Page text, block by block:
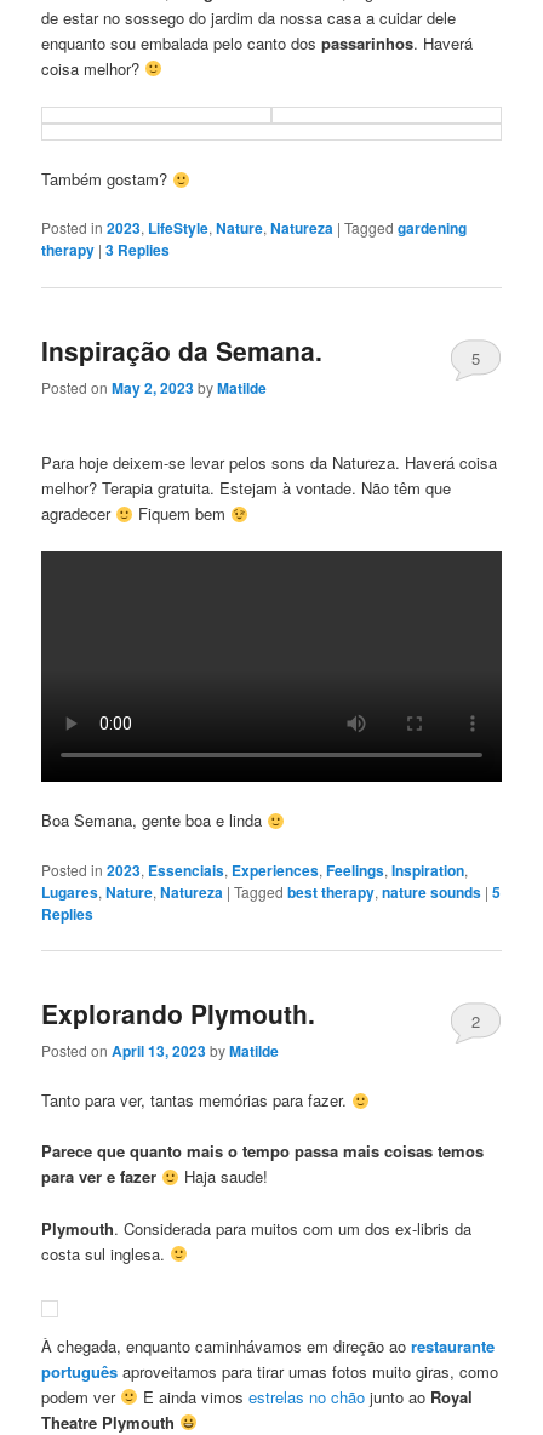
de estar no sossego do jardim da nossa casa a cuidar dele
enquanto sou embalada pelo canto dospassarinhos. Haverá
coisa melhor?
Também gostam?
Posted in 2023, LifeStyle,Nature,Natureza |Tagged gardening
therapy |3 Replies
Inspiração da Semana.
Posted onMay 2, 2023byMatilde
5
Para hoje deixem-se levar pelos sons da Natureza. Haverá coisa
melhor? Terapia gratuita. Estejam à vontade. Não têm que
agradecer
Fiquem bem
Boa Semana, gente boa e linda
Posted in 2023, Essenciais, Experiences,Feelings,Inspiration,
Lugares,Nature,Natureza |Tagged best therapy,nature sounds |5
Replies
Explorando Plymouth.
Posted onApril 13, 2023byMatilde
2
Tanto para ver, tantas memórias para fazer.
Parece que quanto mais o tempo passa mais coisas temos
para ver e fazer
Haja saude!
Plymouth. Considerada para muitos com um dos ex-libris da
costa sul inglesa.
À chegada, enquanto caminhávamos em direção aorestaurante
português aproveitamos para tirar umas fotos muito giras, como
podem ver
E ainda vimos estrelas no chãojunto ao Royal
Theatre Plymouth